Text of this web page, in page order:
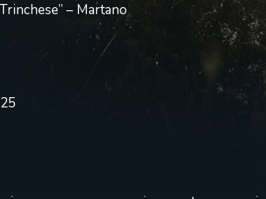
– Martano